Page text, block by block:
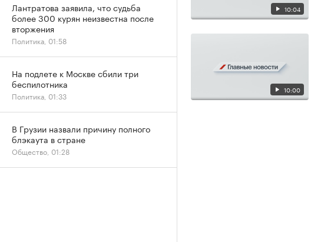
10:04
10:00
Лантратова заявила, что судьба
более 300 курян неизвестна после
вторжения
Политика, 01:58
На подлете к Москве сбили три
беспилотника
Политика, 01:33
В Грузии назвали причину полного
блэкаута в стране
Общество, 01:28